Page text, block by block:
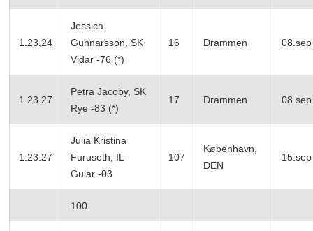
1.23.24
Jessica
Gunnarsson, SK
Vidar -76 (*)
16 Drammen 08.sep
1.23.27
Petra Jacoby, SK
Rye -83 (*)
17 Drammen 08.sep
1.23.27
Julia Kristina
Furuseth, IL
Gular -03
107
København,
DEN
15.sep
100